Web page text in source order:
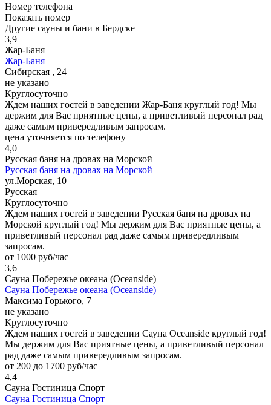
Номер телефона
Показать номер
Другие сауны и бани в Бердске
3,9
Жар-Баня
Жар-Баня
Сибирская , 24
не указано
Круглосуточно
Ждем наших гостей в заведении Жар-Баня круглый год! Мы
держим для Вас приятные цены, а приветливый персонал рад
даже самым привередливым запросам.
цена уточняется по телефону
4,0
Русская баня на дровах на Морской
Русская баня на дровах на Морской
ул.Морская, 10
Русская
Круглосуточно
Ждем наших гостей в заведении Русская баня на дровах на
Морской круглый год! Мы держим для Вас приятные цены, а
приветливый персонал рад даже самым привередливым
запросам.
от 1000 руб/час
3,6
Сауна Побережье океана (Oceanside)
Сауна Побережье океана (Oceanside)
Максима Горького, 7
не указано
Круглосуточно
Ждем наших гостей в заведении Сауна Oceanside круглый год!
Мы держим для Вас приятные цены, а приветливый персонал
рад даже самым привередливым запросам.
от 200 до 1700 руб/час
4,4
Сауна Гостиница Спорт
Сауна Гостиница Спорт